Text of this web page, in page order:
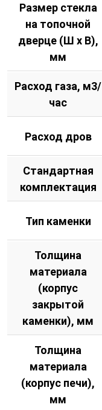
Размер стекла
на топочной
дверце (Ш х В),
мм
Расход газа, м3/
час
Расход дров
Стандартная
комплектация
Тип каменки
Толщина
материала
(корпус
закрытой
каменки), мм
Толщина
материала
(корпус печи),
мм